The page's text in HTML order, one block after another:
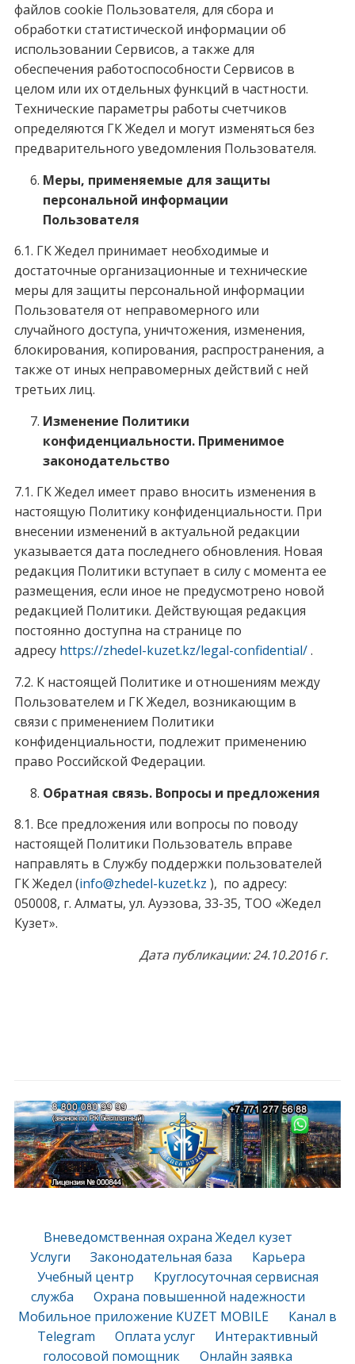
файлов cookie Пользователя, для сбора и
обработки статистической информации об
использовании Сервисов, а также для
обеспечения работоспособности Сервисов в
целом или их отдельных функций в частности.
Технические параметры работы счетчиков
определяются ГК Жедел и могут изменяться без
предварительного уведомления Пользователя.
Меры, применяемые для защиты
персональной информации
Пользователя
6.1. ГК Жедел принимает необходимые и
достаточные организационные и технические
меры для защиты персональной информации
Пользователя от неправомерного или
случайного доступа, уничтожения, изменения,
блокирования, копирования, распространения, а
также от иных неправомерных действий с ней
третьих лиц.
Изменение Политики
конфиденциальности. Применимое
законодательство
7.1. ГК Жедел имеет право вносить изменения в
настоящую Политику конфиденциальности. При
внесении изменений в актуальной редакции
указывается дата последнего обновления. Новая
редакция Политики вступает в силу с момента ее
размещения, если иное не предусмотрено новой
редакцией Политики. Действующая редакция
постоянно доступна на странице по
адресу https://zhedel-kuzet.kz/legal-confidential/.
7.2. К настоящей Политике и отношениям между
Пользователем и ГК Жедел, возникающим в
связи с применением Политики
конфиденциальности, подлежит применению
право Российской Федерации.
Обратная связь. Вопросы и предложения
8.1. Все предложения или вопросы по поводу
настоящей Политики Пользователь вправе
направлять в Службу поддержки пользователей
ГК Жедел (info@zhedel-kuzet.kz ), по адресу:
050008, г. Алматы, ул. Ауэзова, 33-35, ТОО «Жедел
Кузет».
Дата публикации: 24.10.2016 г.
Вневедомственная охрана Жедел кузет
Услуги
Законодательная база
Карьера
Учебный центр
Круглосуточная сервисная
служба
Охрана повышенной надежности
Мобильное приложение KUZET MOBILE
Канал в
Telegram
Оплата услуг
Интерактивный
голосовой помощник
Онлайн заявка